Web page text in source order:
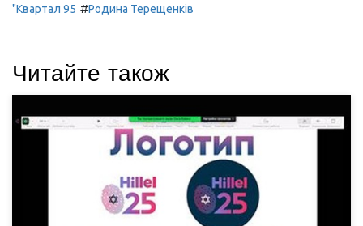
"Квартал 95 #Родина Терещенків
Читайте також